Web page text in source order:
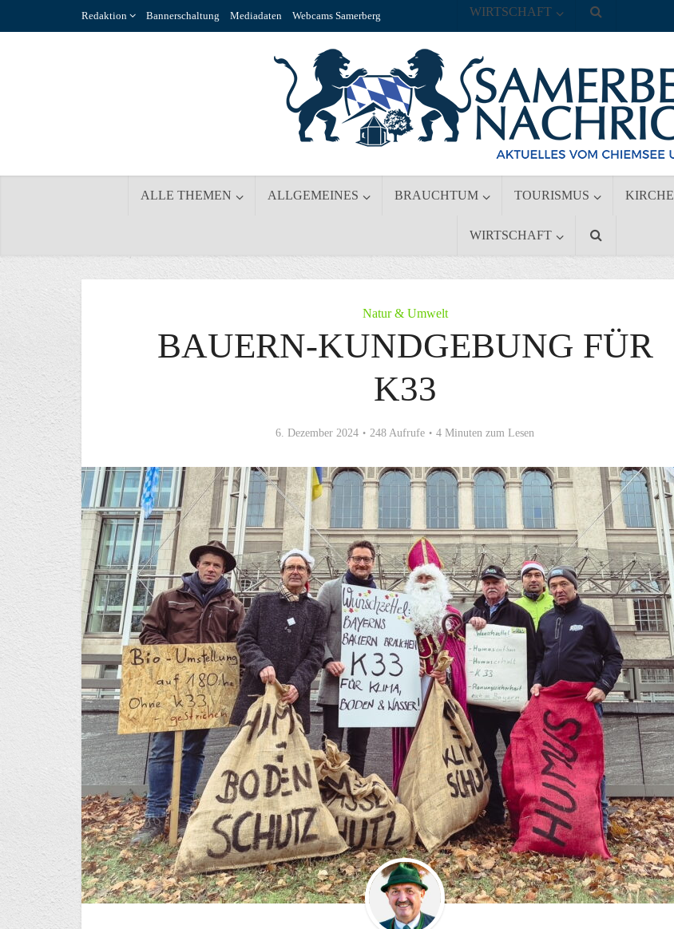
Redaktion Bannerschaltung Mediadaten Webcams Samerberg
ALLE THEMEN ALLGEMEINES BRAUCHTUM TOURISMUS KIRCHE
WIRTSCHAFT
WIRTSCHAFT
Natur & Umwelt
BAUERN-KUNDGEBUNG FÜR
K33
6. Dezember 2024 248 Aufrufe 4 Minuten zum Lesen